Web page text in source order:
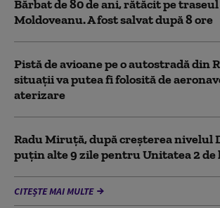
Bărbat de 80 de ani, rătăcit pe
Moldoveanu. A fost salvat după 8 ore
Pistă de avioane pe o autostradă din
situații va putea fi folosită de
aterizare
Radu Miruță, după creșterea nivelul
puțin alte 9 zile pentru Unitatea 2 de
CITEȘTE MAI MULTE